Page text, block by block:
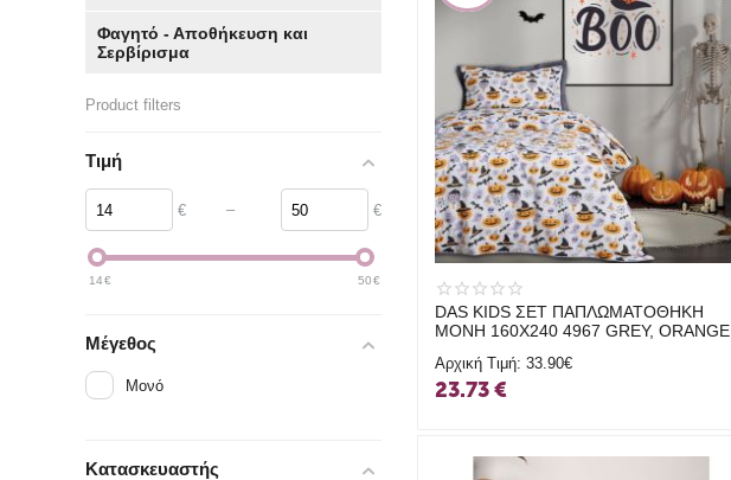
DAS KIDS ΣΕΤ ΠΑΠΛΩΜΑΤΟΘΗΚΗ
ΜΟΝΗ 160Χ240 4967 GREY, ORANGE
Αρχική Τιμή:33.90€
23.73€
Φαγητό - Αποθήκευση και
Σερβίρισμα
Product filters
Τιμή
€ – €
14€ 50€
Μέγεθος
Μονό
Κατασκευαστής